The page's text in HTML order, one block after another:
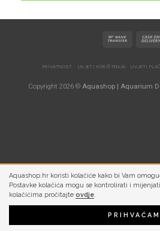
Aquashop.hr koristi kolačiće kako bi Vam
Postavke kolačića mogu se kontrolirati i
kolačićima pročitajte ovdje
PRIHVAĆAM
PRIVATNOST UVJETI KORIŠTENJA UVJETI
Copyright 2026 © Aquashop | Aquarium